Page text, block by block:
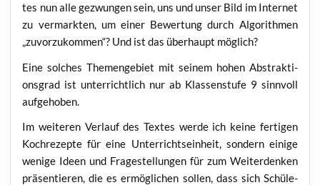
tes nun alle gezwun­gen sein, uns und unser Bild im Inter­net
zu ver­mark­ten, um einer Bewer­tung durch Algo­rith­men
„zuvor­zu­kom­men“? Und ist das über­haupt möglich?
Eine sol­ches The­men­ge­biet mit sei­nem hohen Abs­trak­ti­
ons­grad ist unter­richt­lich nur ab Klas­sen­stu­fe 9 sinn­voll
aufgehoben.
Im wei­te­ren Ver­lauf des Tex­tes wer­de ich kei­ne fer­ti­gen
Koch­re­zep­te für eine Unter­richts­ein­heit, son­dern eini­ge
weni­ge Ideen und Fra­ge­stel­lun­gen für zum Wei­ter­den­ken
prä­sen­tie­ren, die es ermög­li­chen sol­len, dass sich Schü­le­